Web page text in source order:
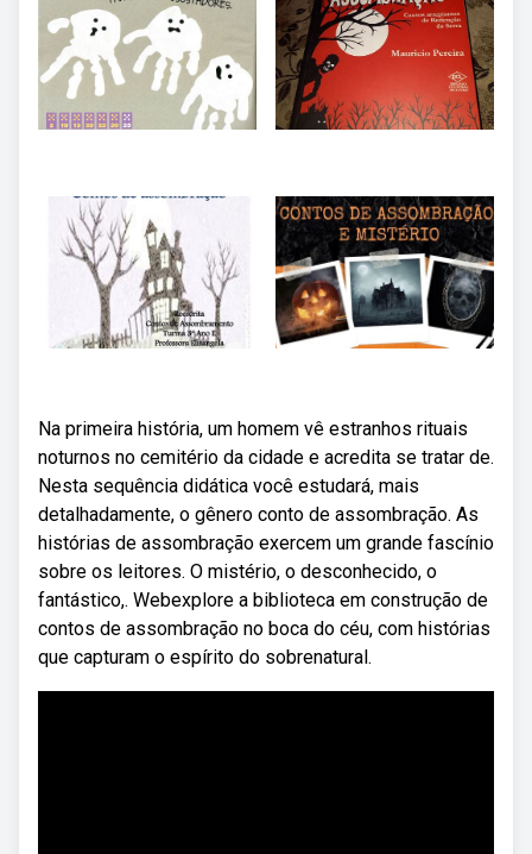
Na primeira história, um homem vê estranhos rituais
noturnos no cemitério da cidade e acredita se tratar de.
Nesta sequência didática você estudará, mais
detalhadamente, o gênero conto de assombração. As
histórias de assombração exercem um grande fascínio
sobre os leitores. O mistério, o desconhecido, o
fantástico,. Webexplore a biblioteca em construção de
contos de assombração no boca do céu, com histórias
que capturam o espírito do sobrenatural.